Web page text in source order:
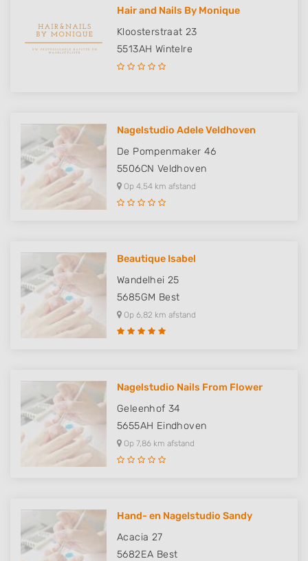
Hair and Nails By Monique
Kloosterstraat 23
5513AH Wintelre
Nagelstudio Adele Veldhoven
De Pompenmaker 46
5506CN Veldhoven
Op 4,54 km afstand
Beautique Isabel
Wandelhei 25
5685GM Best
Op 6,82 km afstand
Nagelstudio Nails From Flower
Geleenhof 34
5655AH Eindhoven
Op 7,86 km afstand
Hand- en Nagelstudio Sandy
Acacia 27
5682EA Best